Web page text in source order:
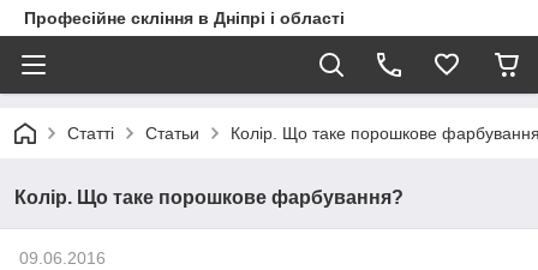
Професійне скління в Дніпрі і області
Статті Статьи Колір. Що таке порошкове
Колір. Що таке порошкове фарбування?
09.06.2016